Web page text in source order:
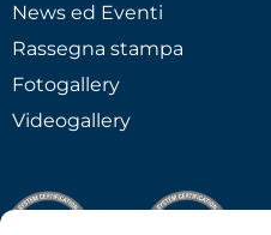
News ed Eventi
Rassegna stampa
Fotogallery
Videogallery